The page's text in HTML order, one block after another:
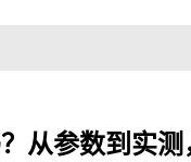
从参数到实